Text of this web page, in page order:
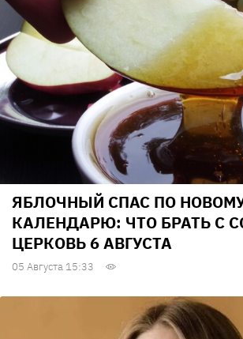
ЯБЛОЧНЫЙ СПАС ПО
КАЛЕНДАРЮ: ЧТО БРАТЬ С
ЦЕРКОВЬ 6 АВГУСТА
05 Августа 15:33